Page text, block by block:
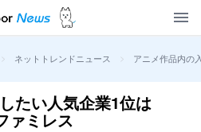
> ネットトレンドニュース > アニメ作品内の
たい人気企業1位は
ァミレス